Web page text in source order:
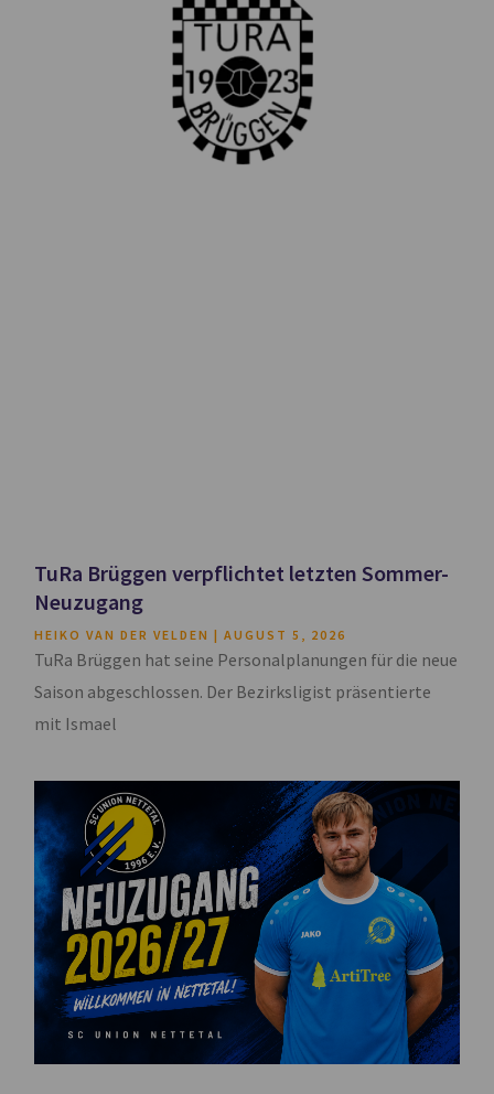
TuRa Brüggen verpflichtet letzten Sommer-
Neuzugang
HEIKO VAN DER VELDEN AUGUST 5, 2026
TuRa Brüggen hat seine Personalplanungen für die neue
Saison abgeschlossen. Der Bezirksligist präsentierte
mit Ismael